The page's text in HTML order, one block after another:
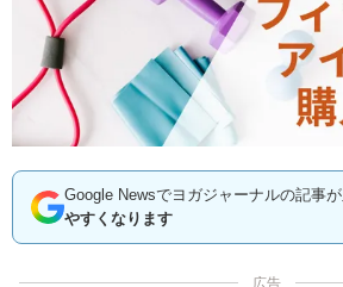
Google Newsでヨガジャーナルの記事が
やすくなります